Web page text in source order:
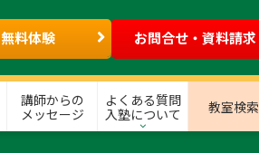
無料体験 お問合せ・資料請求
講師からの
メッセージ
よくある質問
入塾について
教室検索